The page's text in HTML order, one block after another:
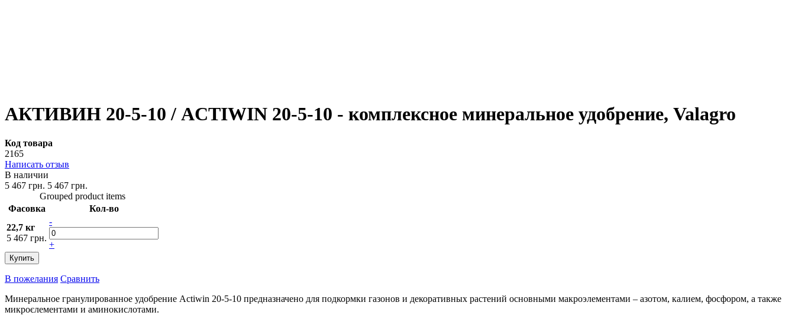
АКТИВИН 20-5-10 / ACTIWIN 20-5-10 - комплексное минеральное удобрение, Valagro
Код товара
2165
Написать отзыв
В наличии
5 467 грн. 5 467 грн.
Grouped product items
Фасовка
Кол-во
22,7 кг
5 467 грн.
-
+
Купить
В пожелания Сравнить
Минеральное гранулированное удобрение Actiwin 20-5-10 предназначено для подкормки газонов и декоративных растений основными макроэлементами – азотом, калием, фосфором, а также
микроєлементами и аминокислотами.